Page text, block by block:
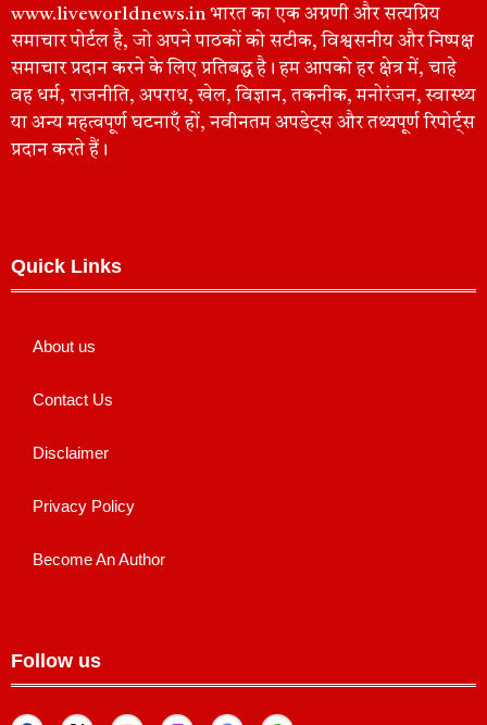
www.liveworldnews.in भारत का एक अग्रणी और सत्यप्रिय
समाचार पोर्टल है, जो अपने पाठकों को सटीक, विश्वसनीय और निष्पक्ष
समाचार प्रदान करने के लिए प्रतिबद्ध है। हम आपको हर क्षेत्र में, चाहे
वह धर्म, राजनीति, अपराध, खेल, विज्ञान, तकनीक, मनोरंजन, स्वास्थ्य
या अन्य महत्वपूर्ण घटनाएँ हों, नवीनतम अपडेट्स और तथ्यपूर्ण रिपोर्ट्स
प्रदान करते हैं।
Quick Links
About us
Contact Us
Disclaimer
Privacy Policy
Become An Author
Follow us